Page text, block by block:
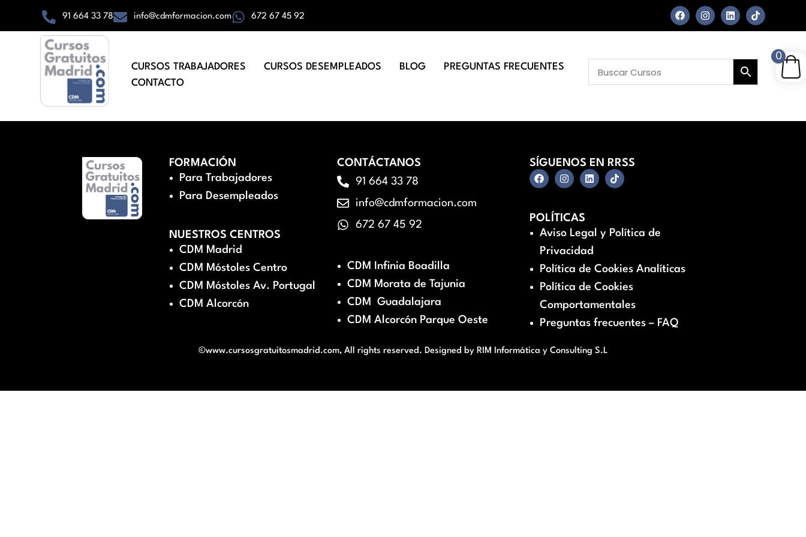
91 664 33 78 info@cdmformacion.com 672 67 45 92
CURSOS TRABAJADORES CURSOS DESEMPLEADOS BLOG
PREGUNTAS FRECUENTES
CONTACTO
FORMACIÓN
Para Trabajadores
Para Desempleados
NUESTROS CENTROS
CDM Madrid
CDM Móstoles Centro
CDM Móstoles Av. Portugal
CDM Alcorcón
CONTÁCTANOS
91 664 33 78
info@cdmformacion.com
672 67 45 92
CDM Infinia Boadilla
CDM Morata de Tajunia
CDM Guadalajara
CDM Alcorcón Parque Oeste
SÍGUENOS EN RRSS
POLÍTICAS
Aviso Legal y Política de
Privacidad
Política de Cookies Analíticas
Política de Cookies
Comportamentales
Preguntas frecuentes – FAQ
©www.cursosgratuitosmadrid.com, All rights reserved. Designed by RIM Informática y Consulting S.L
0